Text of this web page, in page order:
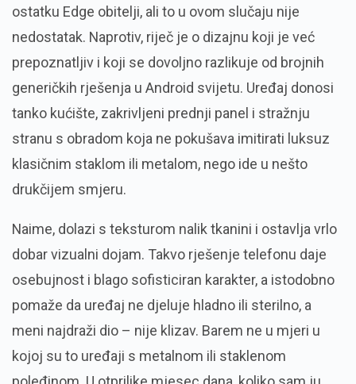
ostatku Edge obitelji, ali to u ovom slučaju nije
nedostatak. Naprotiv, riječ je o dizajnu koji je već
prepoznatljiv i koji se dovoljno razlikuje od brojnih
generičkih rješenja u Android svijetu. Uređaj donosi
tanko kućište, zakrivljeni prednji panel i stražnju
stranu s obradom koja ne pokušava imitirati luksuz
klasičnim staklom ili metalom, nego ide u nešto
drukčijem smjeru.
Naime, dolazi s teksturom nalik tkanini i ostavlja vrlo
dobar vizualni dojam. Takvo rješenje telefonu daje
osebujnost i blago sofisticiran karakter, a istodobno
pomaže da uređaj ne djeluje hladno ili sterilno, a
meni najdraži dio – nije klizav. Barem ne u mjeri u
kojoj su to uređaji s metalnom ili staklenom